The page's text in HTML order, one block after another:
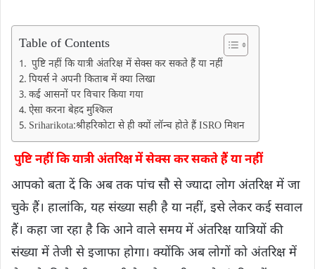
Table of Contents
पुष्टि नहीं कि यात्री अंतरिक्ष में सेक्स कर सकते हैं या नहीं
पियर्स ने अपनी किताब में क्या लिखा
कई आसनों पर विचार किया गया
ऐसा करना बेहद मुश्किल
Sriharikota:श्रीहरिकोटा से ही क्यों लॉन्च होते हैं ISRO मिशन
पुष्टि नहीं कि यात्री अंतरिक्ष में सेक्स कर सकते हैं या नहीं
आपको बता दें कि अब तक पांच सौ से ज्यादा लोग अंतरिक्ष में जा
चुके हैं। हालांकि, यह संख्या सही है या नहीं, इसे लेकर कई सवाल
हैं। कहा जा रहा है कि आने वाले समय में अंतरिक्ष यात्रियों की
संख्या में तेजी से इजाफा होगा। क्योंकि अब लोगों को अंतरिक्ष में